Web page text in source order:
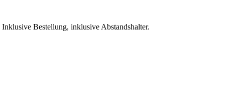
Bestellung, inklusive Abstandshalter.